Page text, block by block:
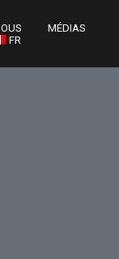
MÉDIAS
FR